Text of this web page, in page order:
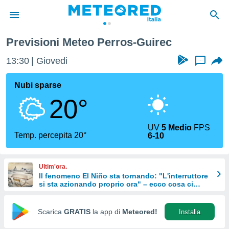
di
per
le
di
Web
Previsioni Meteo Perros-Guirec
13:30 Giovedi ...
Nubi sparse
20°
Temp. percepita 20°
UV5 Medio FPS
6-10
Ultim'ora.
Il fenomeno El Niño sta tornando: "L'interruttore
si sta azionando proprio ora" – ecco cosa ci
Scarica GRATIS la app di Meteored! Installa